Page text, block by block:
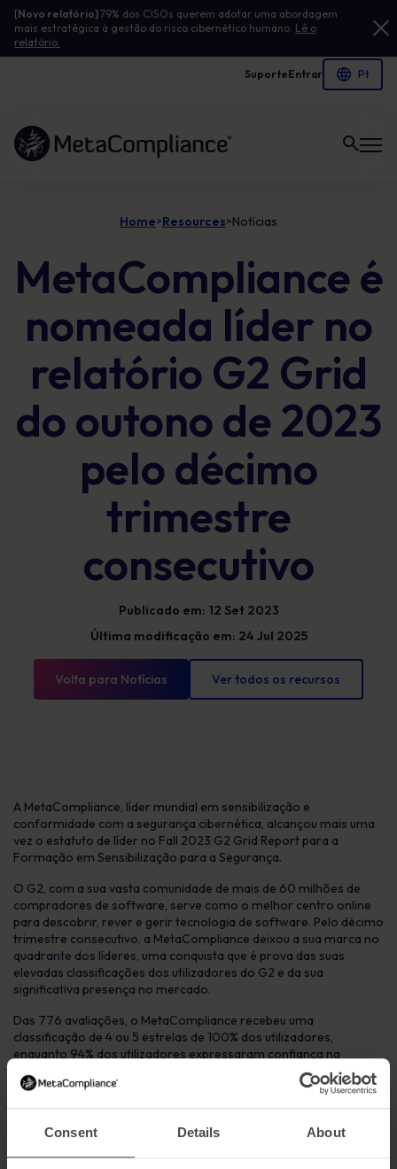
Consent Details About
[Novo relatório]79% dos CISOs querem adotar uma abordagem
mais estratégica à gestão do risco cibernético humano. Lê o
relatório.
SuporteEntrar
Ligação à página inicial
Home>Resources>Notícias
MetaCompliance é
nomeada líder no
relatório G2 Grid
do outono de 2023
pelo décimo
trimestre
consecutivo
Publicado em: 12 Set 2023
Última modificação em: 24 Jul 2025
Volta para Notícias Ver todos os recursos
A MetaCompliance, líder mundial em sensibilização e
conformidade com a segurança cibernética, alcançou mais uma
vez o estatuto de líder no Fall 2023 G2 Grid Report para a
Formação em Sensibilização para a Segurança.
O G2, com a sua vasta comunidade de mais de 60 milhões de
compradores de software, serve como o melhor centro online
para descobrir, rever e gerir tecnologia de software. Pelo décimo
trimestre consecutivo, a MetaCompliance deixou a sua marca no
quadrante dos líderes, uma conquista que é prova das suas
elevadas classificações dos utilizadores do G2 e da sua
significativa presença no mercado.
Das 776 avaliações, o MetaCompliance recebeu uma
classificação de 4 ou 5 estrelas de 100% dos utilizadores,
enquanto 94% dos utilizadores expressaram confiança na
direção futura da empresa. Além disso, 92% dos utilizadores
afirmaram que provavelmente recomendariam a formação de
sensibilização para a segurança da MetaCompliance a outras